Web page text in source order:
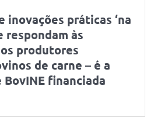
inovações práticas ‘na
respondam às
produtores
de carne – é a
BovINE financiada